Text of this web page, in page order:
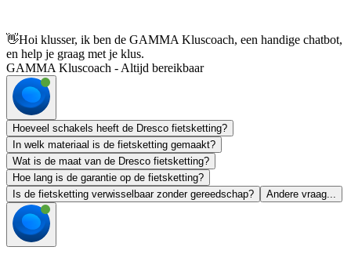
👋Hoi klusser, ik ben de GAMMA Kluscoach, een handige chatbot,
en help je graag met je klus.
GAMMA Kluscoach - Altijd bereikbaar
Hoeveel schakels heeft de Dresco fietsketting?
In welk materiaal is de fietsketting gemaakt?
Wat is de maat van de Dresco fietsketting?
Hoe lang is de garantie op de fietsketting?
Is de fietsketting verwisselbaar zonder gereedschap?
Andere vraag...